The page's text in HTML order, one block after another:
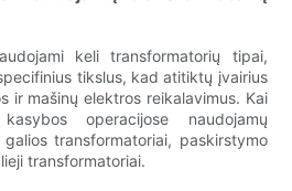
keli transformatorių tipai,
tikslus, kad atitiktų įvairius
ir mašinų elektros reikalavimus. Kai
operacijose naudojamų
transformatoriai, paskirstymo
transformatoriai.